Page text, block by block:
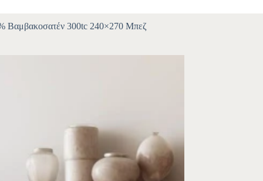
Βαμβακοσατέν 300tc 240×270 Μπεζ